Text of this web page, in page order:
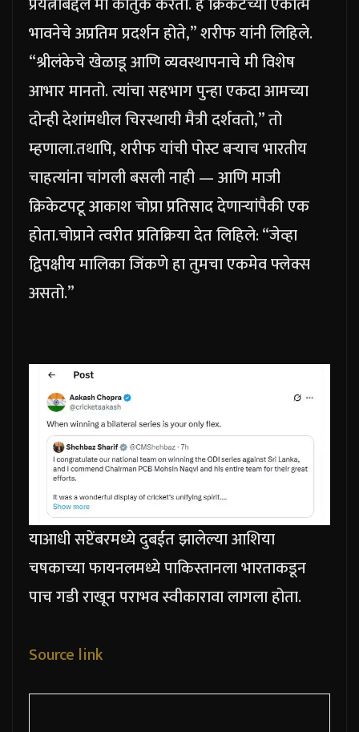
भावनेचे अप्रतिम प्रदर्शन होते,” शरीफ यांनी लिहिले.
“श्रीलंकेचे खेळाडू आणि व्यवस्थापनाचे मी विशेष
आभार मानतो. त्यांचा सहभाग पुन्हा एकदा आमच्या
दोन्ही देशांमधील चिरस्थायी मैत्री दर्शवतो,” तो
म्हणाला.तथापि, शरीफ यांची पोस्ट बऱ्याच भारतीय
चाहत्यांना चांगली बसली नाही — आणि माजी
क्रिकेटपटू आकाश चोप्रा प्रतिसाद देणाऱ्यांपैकी एक
होता.चोप्राने त्वरीत प्रतिक्रिया देत लिहिले: “जेव्हा
द्विपक्षीय मालिका जिंकणे हा तुमचा एकमेव फ्लेक्स
असतो.”
याआधी सप्टेंबरमध्ये दुबईत झालेल्या आशिया
चषकाच्या फायनलमध्ये पाकिस्तानला भारताकडून
पाच गडी राखून पराभव स्वीकारावा लागला होता.
Source link